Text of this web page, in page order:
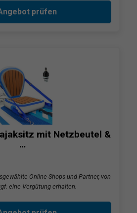
prüfen
mit Netzbeutel &
…
Online-Shops und Partner, von
eine Vergütung erhalten.